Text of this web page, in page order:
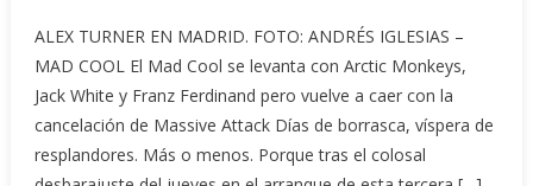
ALEX TURNER EN MADRID. FOTO: ANDRÉS IGLESIAS –
MAD COOL El Mad Cool se levanta con Arctic Monkeys,
Jack White y Franz Ferdinand pero vuelve a caer con la
cancelación de Massive Attack Días de borrasca, víspera de
resplandores. Más o menos. Porque tras el colosal